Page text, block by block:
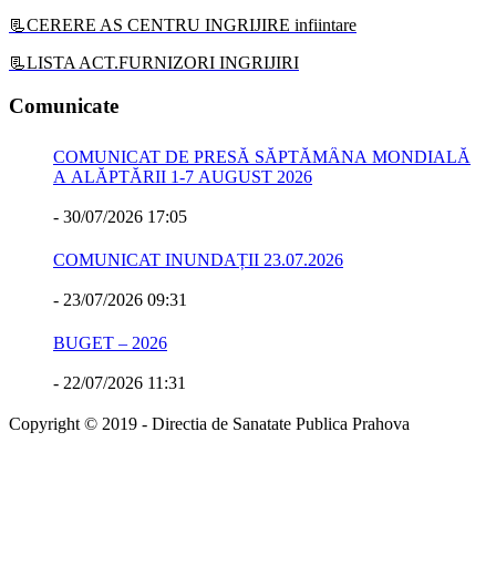
📃CERERE AS CENTRU INGRIJIRE infiintare
📃LISTA ACT.FURNIZORI INGRIJIRI
Comunicate
COMUNICAT DE PRESĂ SĂPTĂMÂNA MONDIALĂ
A ALĂPTĂRII 1-7 AUGUST 2026
- 30/07/2026 17:05
COMUNICAT INUNDAȚII 23.07.2026
- 23/07/2026 09:31
BUGET – 2026
- 22/07/2026 11:31
Copyright © 2019 - Directia de Sanatate Publica Prahova